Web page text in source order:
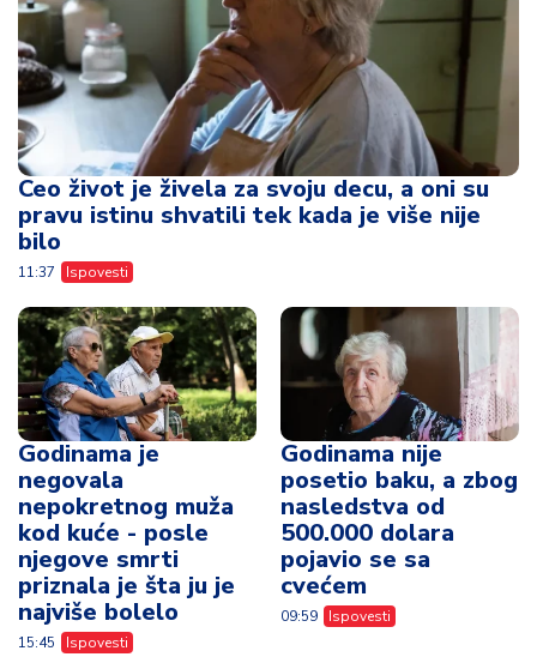
Ceo život je živela za svoju decu, a oni su
pravu istinu shvatili tek kada je više nije
bilo
11:37 Ispovesti
Godinama je
negovala
nepokretnog muža
kod kuće - posle
njegove smrti
priznala je šta ju je
najviše bolelo
15:45 Ispovesti
Godinama nije
posetio baku, a zbog
nasledstva od
500.000 dolara
pojavio se sa
cvećem
09:59 Ispovesti